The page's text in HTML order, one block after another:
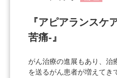
『アピアランスケ
苦痛-』
がん治療の進展もあり、治
を送るがん患者が増えてき